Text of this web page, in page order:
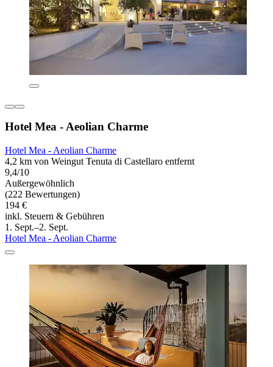
Hotel Mea - Aeolian Charme
Hotel Mea - Aeolian Charme
4,2 km von Weingut Tenuta di Castellaro entfernt
9,4/10
Außergewöhnlich
(222 Bewertungen)
194 €
inkl. Steuern & Gebühren
1. Sept.–2. Sept.
Hotel Mea - Aeolian Charme